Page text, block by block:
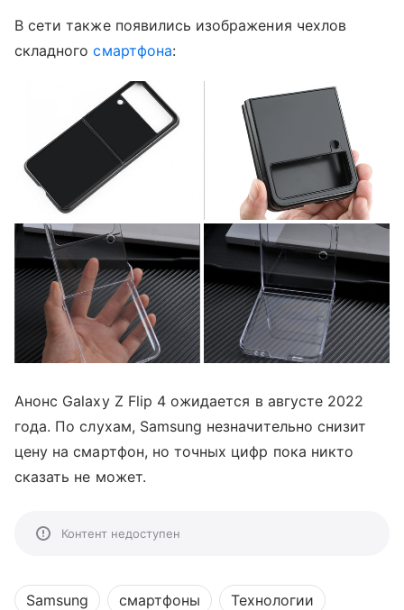
В сети также появились изображения чехлов
складногосмартфона:
Анонс Galaxy Z Flip 4 ожидается в августе 2022
года. По слухам, Samsung незначительно снизит
цену на смартфон, но точных цифр пока никто
сказать не может.
Контент недоступен
Samsung смартфоны Технологии